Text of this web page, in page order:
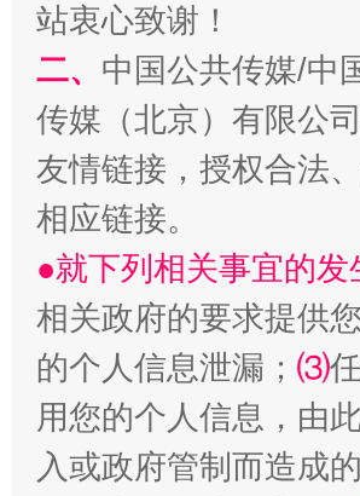
站衷心致谢！
二、 中国公共传媒/中
传媒（北京）有限公
友情链接，授权合法
相应链接。
●就下列相关事宜的
相关政府的要求提供
的个人信息泄漏； ⑶
用您的个人信息，由
入或政府管制而造成